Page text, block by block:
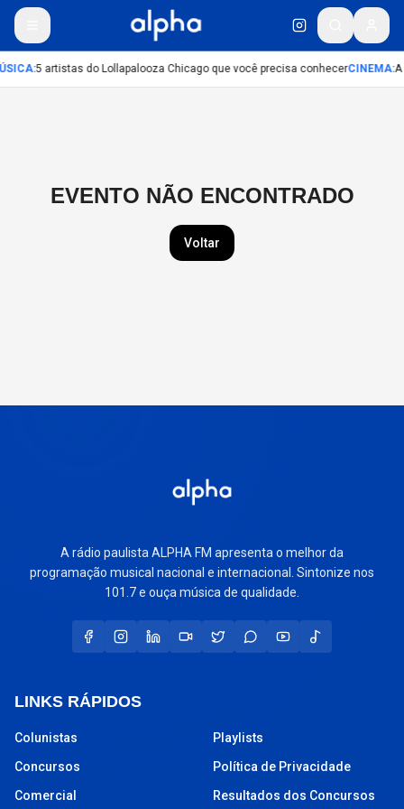
:5 artistas do Lollapalooza Chicago que você precisa conhecerCINEMA:A
EVENTO NÃO ENCONTRADO
Voltar
A rádio paulista ALPHA FM apresenta o melhor da
programação musical nacional e internacional. Sintonize nos
101.7 e ouça música de qualidade.
LINKS RÁPIDOS
Colunistas
Concursos
Comercial
Playlists
Política de Privacidade
Resultados dos Concursos